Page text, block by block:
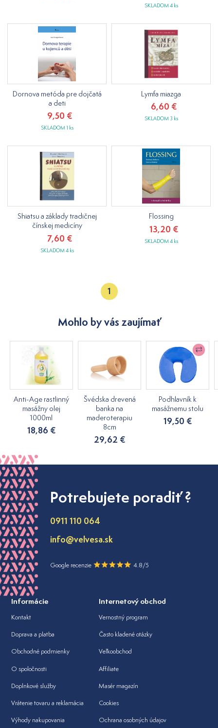
SKLADOM 4 ks
Dornova metóda pre dojčatá
a deti
9,50 €
SKLADOM 1 ks
Lymfa miazga
6,60 €
SKLADOM 3 ks
Shiatsu a základy tradičnej
čínskej medicíny
7,60 €
SKLADOM 4 ks
Flossing
13,20 €
SKLADOM 4 ks
1
Mohlo by vás zaujímať
Anti-Age rastlinný
masážny olej
1000ml
18,86 €
Švédska drevená
banka na
maderoterapiu
8cm
29,62 €
Podhlavník k
masážnemu stolu
19,50 €
Potrebujete poradiť ?
0911 110 064
info@velvesa.sk
Google recenzie 4.8/5
Informácie
Kontakt
Doprava a platba
Obchodné podmienky
O spoločnosti
Doplnkové služby
Vrátenie tovaru a reklamácia
Výhody nakupovania
Internetový obchod
Vernostný program
Často kladené otázky
Veľkoobchod
Affiliate
Masér magazín
Cookies
Ochrana osobných údajov